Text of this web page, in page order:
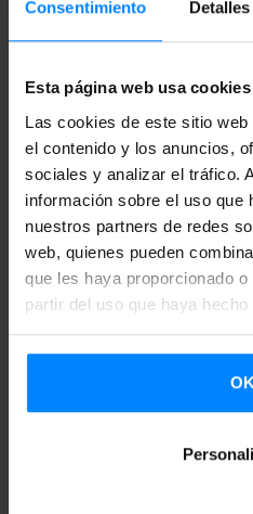
Consentimiento Detalles
Esta página web usa cookies
Las cookies de este sitio
el contenido y los anuncios,
sociales y analizar el tráfico.
información sobre el uso que
nuestros partners de redes
web, quienes pueden
que les haya proporcionado
partir del uso que haya
OK
crear un espectáculo conjunto.
viaje de ida y vuelta: tras
Otra compañía que actuará
callejero seráTio Teronen
del 7 al 11 de agosto su obra
baile y música. Por último, la
internacional2Theatrecon
obra Interbeing: Stories From
Room del centro Assembly
Su espectáculo combina
habla sobre la confrontación